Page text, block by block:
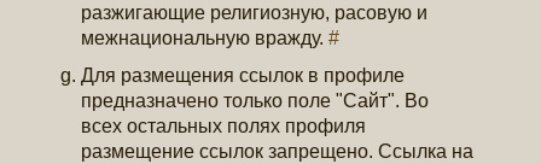
разжигающие религиозную, расовую и
межнациональную вражду.#
Для размещения ссылок в профиле
предназначено только поле "Сайт". Во
всех остальных полях профиля
размещение ссылок запрещено. Ссылка на